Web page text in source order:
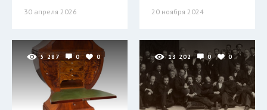
30 апреля 2026 20 ноября 2024
5 287 0 0 13 202 0 0